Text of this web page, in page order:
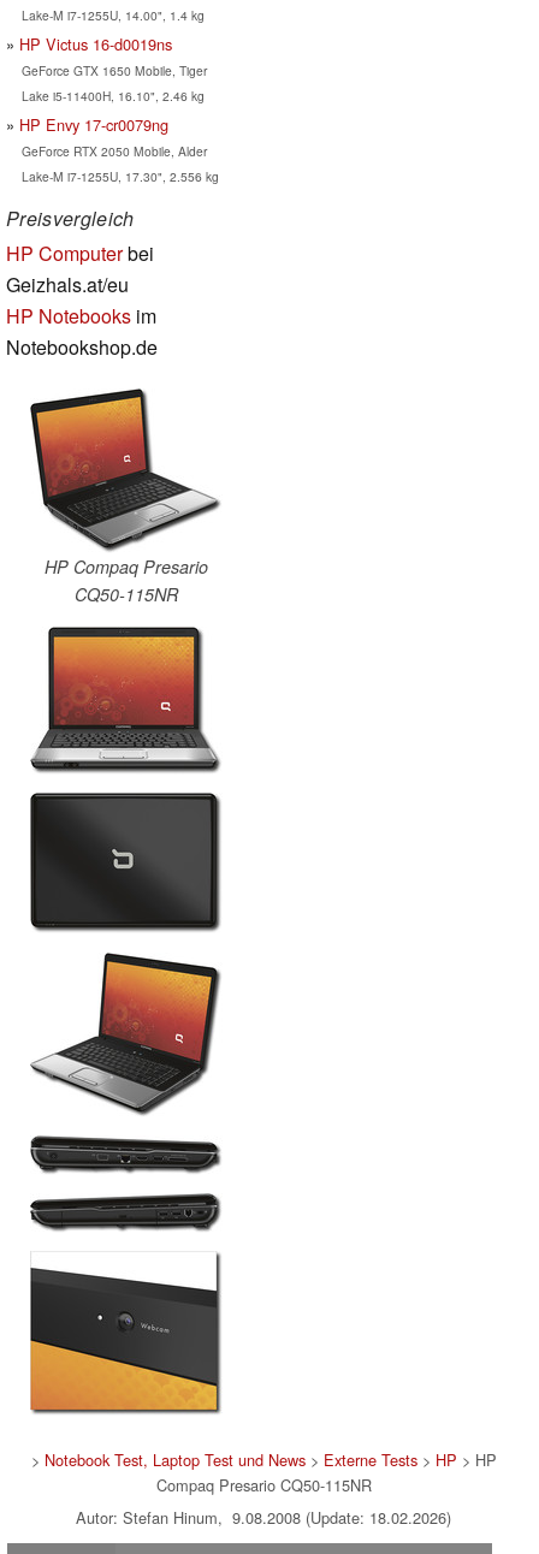
Lake-M i7-1255U, 14.00", 1.4 kg
HP Victus 16-d0019ns
GeForce GTX 1650 Mobile, Tiger
Lake i5-11400H, 16.10", 2.46 kg
HP Envy 17-cr0079ng
GeForce RTX 2050 Mobile, Alder
Lake-M i7-1255U, 17.30", 2.556 kg
Preisvergleich
HP Computerbei
Geizhals.at/eu
HP Notebooks im
Notebookshop.de
HP Compaq Presario
CQ50-115NR
> Notebook Test, Laptop Test und News> Externe Tests> HP > HP
Compaq Presario CQ50-115NR
Autor: Stefan Hinum, 9.08.2008 (Update: 18.02.2026)